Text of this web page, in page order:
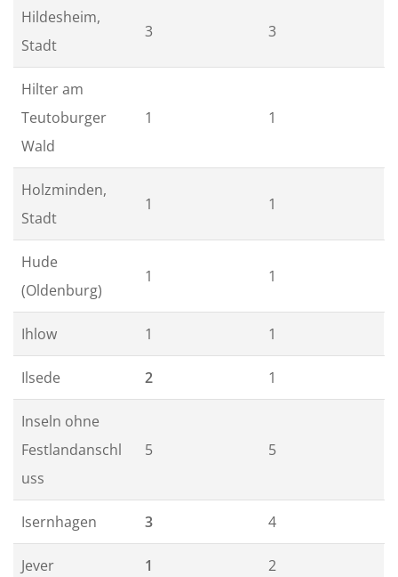
Hildesheim,
Stadt
3 3
Hilter am
Teutoburger
Wald
1 1
Holzminden,
Stadt
1 1
Hude
(Oldenburg)
1 1
Ihlow 1 1
Ilsede 2 1
Inseln ohne
Festlandanschl
uss
5 5
Isernhagen 3 4
Jever 1 2